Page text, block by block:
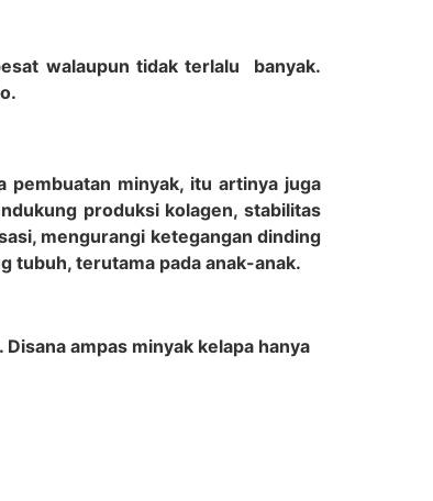
walaupun tidak terlalu banyak.
pembuatan minyak, itu artinya juga
produksi kolagen, stabilitas
mengurangi ketegangan dinding
tubuh, terutama pada anak-anak.
ampas minyak kelapa hanya